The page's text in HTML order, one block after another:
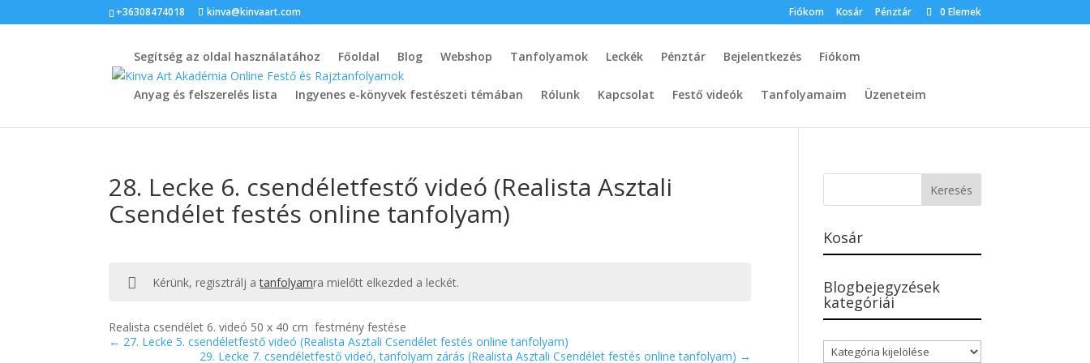
+36308474018 kinva@kinvaart.com Fiókom Kosár Pénztár 0 Elemek
Segítség az oldal használatához Főoldal Blog Webshop Tanfolyamok Leckék Pénztár Bejelentkezés Fiókom
Anyag és felszerelés lista Ingyenes e-könyvek festészeti témában Rólunk Kapcsolat Festő videók Tanfolyamaim Üzeneteim
28. Lecke 6. csendéletfestő videó (Realista Asztali
Csendélet festés online tanfolyam)
Kérünk, regisztrálj atanfolyamra mielőtt elkezded a leckét.
Realista csendélet 6. videó 50 x 40 cm festmény festése
27. Lecke 5. csendéletfestő videó (Realista Asztali Csendélet festés online tanfolyam)
29. Lecke 7. csendéletfestő videó, tanfolyam zárás (Realista Asztali Csendélet festés online tanfolyam)
Kosár
Blogbejegyzések
kategóriái
Blogbejegyzések